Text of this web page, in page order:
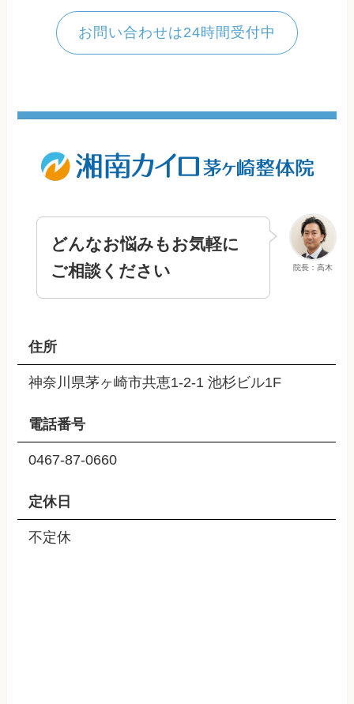
お問い合わせは24時間受付中
院長：高木
どんなお悩みもお気軽に
ご相談ください
住所
神奈川県茅ヶ崎市共恵1-2-1 池杉ビル1F
電話番号
0467-87-0660
定休日
不定休